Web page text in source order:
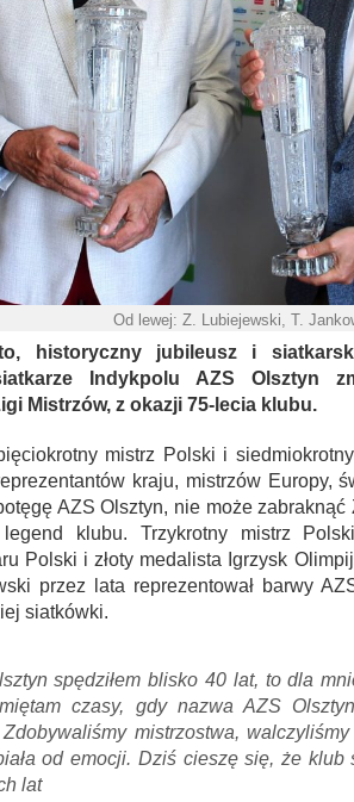
Od lewej: Z. Lubiejewski, T.
historyczny jubileusz i
Indykpolu AZS Olsztyn
Mistrzów, z okazji 75-lecia klubu.
mistrz Polski i
kraju, mistrzów Europy,
AZS Olsztyn, nie może
klubu. Trzykrotny mistrz
Polski i złoty medalista Igrzysk
przez lata reprezentował barwy
siatkówki.
spędziłem blisko 40 lat, to dla
czasy, gdy nazwa AZS
mistrzostwa,
od emocji. Dziś cieszę się, że
lat